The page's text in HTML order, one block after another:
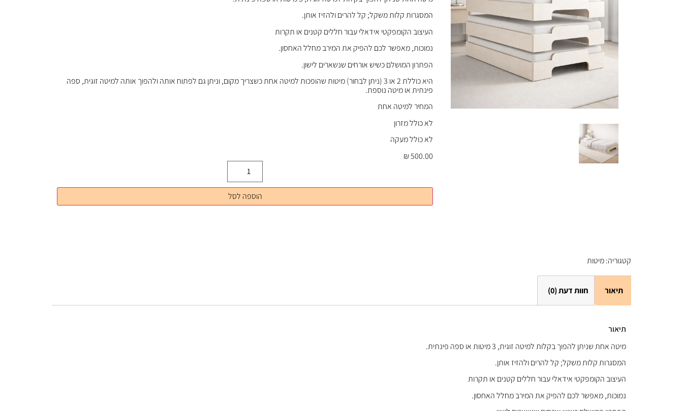
המסגרות קלות משקל; קל להרים ולהזיז אותן.
העיצוב הקומפקטי אידאלי עבור חללים קטנים או תקרות
נמוכות, מאפשר לכם להפיק את המירב מחלל האחסון.
הפתרון המושלם כשיש אורחים שנשארים לישון.
היא כוללת 2 או 3 (ניתן לבחור) מיטות שהופכות למיטה אחת כשצריך מקום, וניתן גם לפתוח אותה ולהפוך אותה למיטה זוגית, ספה
פינתית או מיטה נוספת.
המחיר למיטה אחת
לא כולל מזרון
לא כולל מעקה
₪500.00
הוספה לסל
קטגוריה:מיטות
תיאור חוות דעת (0)
תיאור
מיטה אחת שניתן להפוך בקלות למיטה זוגית, 3 מיטות או ספה פינתית.
המסגרות קלות משקל; קל להרים ולהזיז אותן.
העיצוב הקומפקטי אידאלי עבור חללים קטנים או תקרות
נמוכות, מאפשר לכם להפיק את המירב מחלל האחסון.